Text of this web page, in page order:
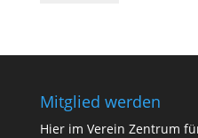
Mitglied werden
Hier im Verein Zentrum